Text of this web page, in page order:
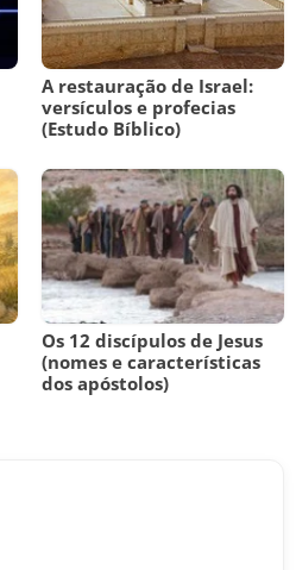
A restauração de Israel:
versículos e profecias
(Estudo Bíblico)
Os 12 discípulos de Jesus
(nomes e características
dos apóstolos)